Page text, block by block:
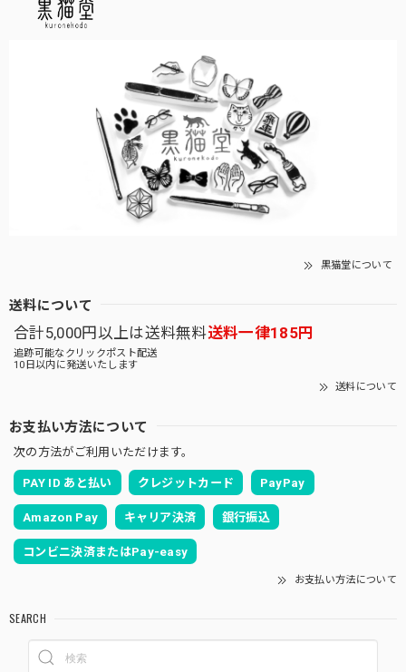
黒猫堂について
送料について
合計5,000円以上は送料無料送料一律185円
追跡可能なクリックポスト配送
10日以内に発送いたします
送料について
お支払い方法について
次の方法がご利用いただけます。
PAY ID あと払い クレジットカード PayPay
Amazon Pay キャリア決済 銀行振込
コンビニ決済またはPay-easy
お支払い方法について
SEARCH